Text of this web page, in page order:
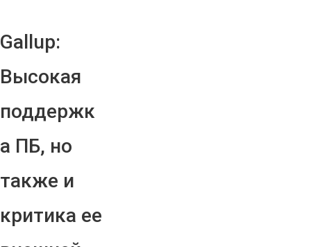
Gallup:
Высокая
поддержк
а ПБ, но
также и
критика ее